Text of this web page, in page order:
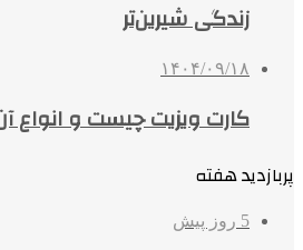
زندگی شیرین‌تر
۱۴۰۴/۰۹/۱۸
کارت ویزیت چیست و انواع
پربازدید هفته
5 روز پیش